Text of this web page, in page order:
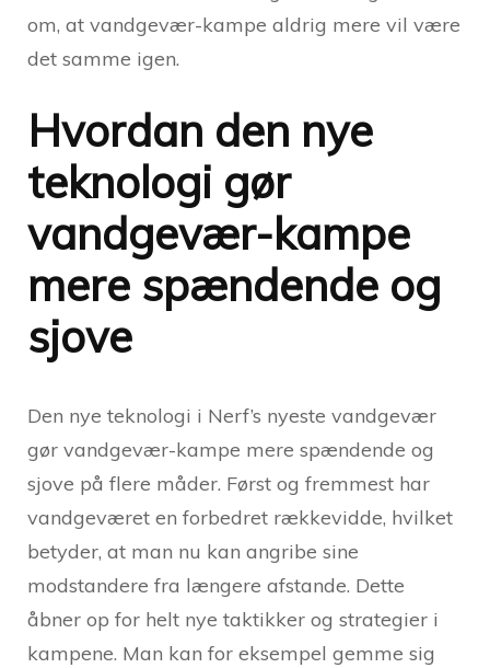
om, at vandgevær-kampe aldrig mere vil være
det samme igen.
Hvordan den nye
teknologi gør
vandgevær-kampe
mere spændende og
sjove
Den nye teknologi i Nerf’s nyeste vandgevær
gør vandgevær-kampe mere spændende og
sjove på flere måder. Først og fremmest har
vandgeværet en forbedret rækkevidde, hvilket
betyder, at man nu kan angribe sine
modstandere fra længere afstande. Dette
åbner op for helt nye taktikker og strategier i
kampene. Man kan for eksempel gemme sig